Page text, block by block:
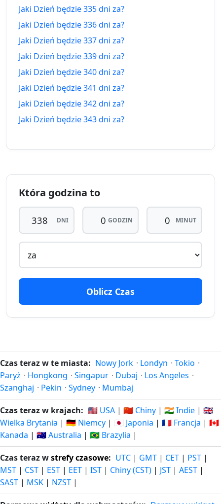
332 dni
temu
9.09.2025
332
dni za
temu
8.09.2025
dni za
334 dni
temu
7.09.2025
334
dni za
335 dni
6.09.2025
335
336 dni
336
temu
4.09.2025
338 dni
temu
338
za
339 dni
2.09.2025 12.07.2027
temu
340
dni za
342 dni
temu
30.08.2025
342
dni za
15.07.2027
343 dni
temu
29.08.2025
343
dni za
16.07.2027
344 dni
temu
28.08.2025
344
dni za
345 dni
temu
27.08.2025
345
dni za
18.07.2027
346 dni
346
Jaki Dzień będzie 335 dni za?
Jaki Dzień będzie 336 dni za?
Jaki Dzień będzie 337 dni za?
Jaki Dzień będzie 339 dni za?
Jaki Dzień będzie 340 dni za?
Jaki Dzień będzie 341 dni za?
Jaki Dzień będzie 342 dni za?
Jaki Dzień będzie 343 dni za?
Która godzina to
DNI GODZIN MINUT
Oblicz Czas
Czas teraz w te miasta: Nowy Jork · Londyn · Tokio ·
Paryż · Hongkong · Singapur · Dubaj · Los Angeles ·
Szanghaj · Pekin · Sydney · Mumbaj
Czas teraz w krajach: 🇺🇸 USA | 🇨🇳 Chiny | 🇮🇳 Indie | 🇬🇧
Wielka Brytania | 🇩🇪 Niemcy | 🇯🇵 Japonia | 🇫🇷 Francja | 🇨🇦
Kanada | 🇦🇺 Australia | 🇧🇷 Brazylia |
Czas teraz wstrefy czasowe: UTC | GMT | CET | PST |
MST | CST | EST | EET | IST | Chiny (CST) | JST | AEST |
SAST | MSK | NZST |